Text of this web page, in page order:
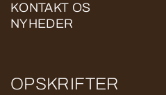
KONTAKT OS
NYHEDER
OPSKRIFTER